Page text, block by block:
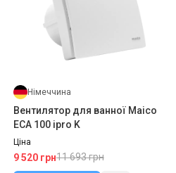
Німеччина
Вентилятор для ванної Maico
ECA 100 ipro K
Ціна
9 520 грн11 693 грн